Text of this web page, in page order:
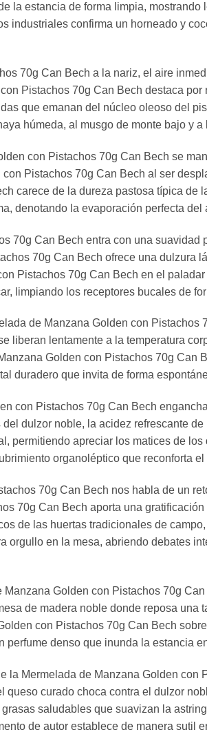
la estancia de forma limpia,
industriales confirma un horneado y
70g Can Bech a la nariz, el aire
Pistachos 70g Can Bech destaca
que emanan del núcleo oleoso del
húmeda, al musgo de monte bajo y
con Pistachos 70g Can Bech se
Pistachos 70g Can Bech al ser
carece de la dureza pastosa típica
denotando la evaporación perfecta
70g Can Bech entra con una
70g Can Bech ofrece una dulzura
Pistachos 70g Can Bech en el
limpiando los receptores bucales de
de Manzana Golden con
liberan lentamente a la temperatura
Golden con Pistachos 70g Can
duradero que invita de forma
con Pistachos 70g Can Bech
dulzor noble, la acidez refrescante
permitiendo apreciar los matices de
organoléptico que reconforta
70g Can Bech nos habla de un
70g Can Bech aporta una
de las huertas tradicionales de
orgullo en la mesa, abriendo debates
Golden con Pistachos 70g
de madera noble donde reposa una
con Pistachos 70g Can Bech
denso que inunda la estancia
la Mermelada de Manzana Golden
curado choca contra el dulzor
saludables que suavizan la
de autor establece de manera sutil